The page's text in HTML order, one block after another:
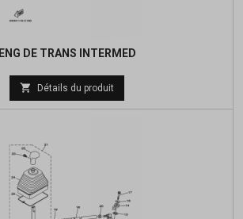
ENG DE TRANS INTERMED
Prix
de
 Détails du produit